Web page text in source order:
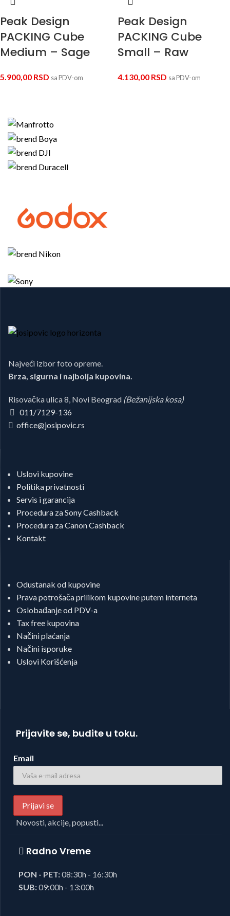
Peak Design
PACKING Cube
Medium – Sage
5.900,00 RSD sa PDV-om
Peak Design
PACKING Cube
Small – Raw
4.130,00 RSD sa PDV-om
Najveći izbor foto opreme.
Brza, sigurna i najbolja kupovina.
Risovačka ulica 8, Novi Beograd (Bežanijska kosa)
011/7129-136
office@josipovic.rs
Uslovi kupovine
Politika privatnosti
Servis i garancija
Procedura za Sony Cashback
Procedura za Canon Cashback
Kontakt
Odustanak od kupovine
Prava potrošača prilikom kupovine putem interneta
Oslobađanje od PDV-a
Tax free kupovina
Načini plaćanja
Načini isporuke
Uslovi Korišćenja
Prijavite se, budite u toku.
Email
Novosti, akcije, popusti...
Radno Vreme
PON - PET:08:30h - 16:30h
SUB:09:00h - 13:00h